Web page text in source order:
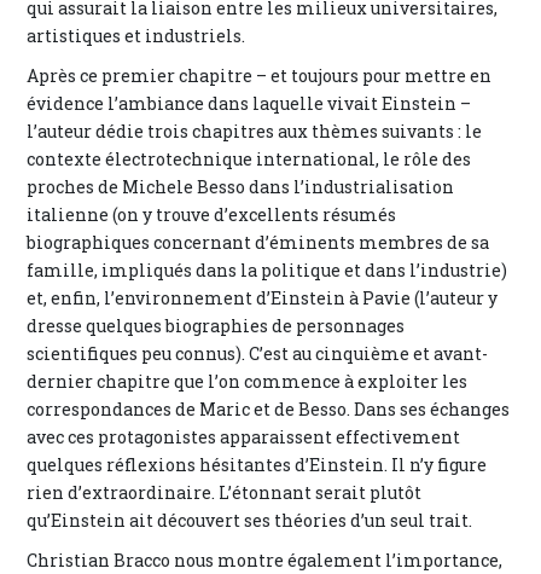
qui assurait la liaison entre les milieux universitaires,
artistiques et industriels.
Après ce premier chapitre – et toujours pour mettre en
évidence l’ambiance dans laquelle vivait Einstein –
l’auteur dédie trois chapitres aux thèmes suivants : le
contexte électrotechnique international, le rôle des
proches de Michele Besso dans l’industrialisation
italienne (on y trouve d’excellents résumés
biographiques concernant d’éminents membres de sa
famille, impliqués dans la politique et dans l’industrie)
et, enfin, l’environnement d’Einstein à Pavie (l’auteur y
dresse quelques biographies de personnages
scientifiques peu connus). C’est au cinquième et avant-
dernier chapitre que l’on commence à exploiter les
correspondances de Maric et de Besso. Dans ses échanges
avec ces protagonistes apparaissent effectivement
quelques réflexions hésitantes d’Einstein. Il n’y figure
rien d’extraordinaire. L’étonnant serait plutôt
qu’Einstein ait découvert ses théories d’un seul trait.
Christian Bracco nous montre également l’importance,